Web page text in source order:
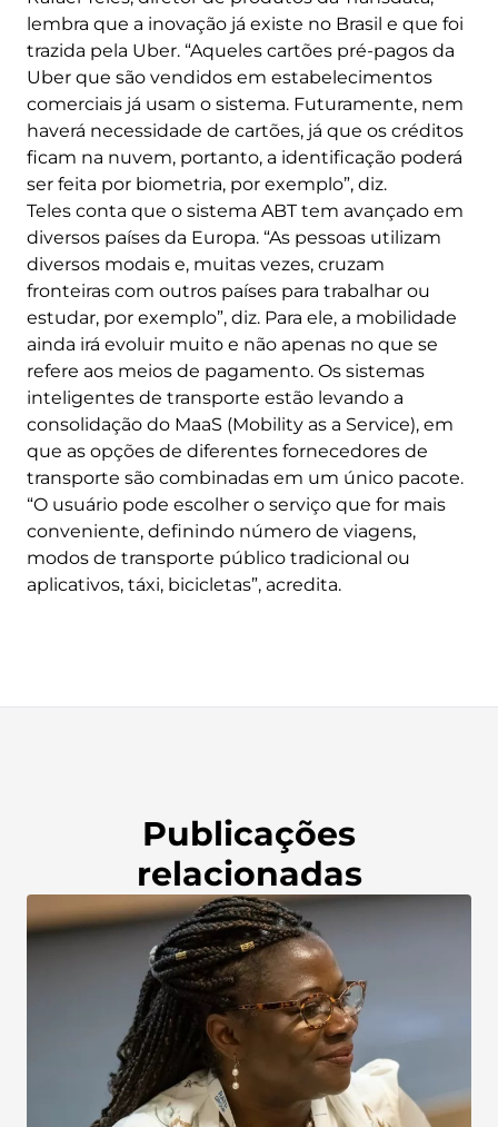
lembra que a inovação já existe no Brasil e que foi
trazida pela Uber. “Aqueles cartões pré-pagos da
Uber que são vendidos em estabelecimentos
comerciais já usam o sistema. Futuramente, nem
haverá necessidade de cartões, já que os créditos
ficam na nuvem, portanto, a identificação poderá
ser feita por biometria, por exemplo”, diz.
Teles conta que o sistema ABT tem avançado em
diversos países da Europa. “As pessoas utilizam
diversos modais e, muitas vezes, cruzam
fronteiras com outros países para trabalhar ou
estudar, por exemplo”, diz. Para ele, a mobilidade
ainda irá evoluir muito e não apenas no que se
refere aos meios de pagamento. Os sistemas
inteligentes de transporte estão levando a
consolidação do MaaS (Mobility as a Service), em
que as opções de diferentes fornecedores de
transporte são combinadas em um único pacote.
“O usuário pode escolher o serviço que for mais
conveniente, definindo número de viagens,
modos de transporte público tradicional ou
aplicativos, táxi, bicicletas”, acredita.
Publicações
relacionadas